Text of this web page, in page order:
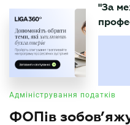
БУХГАЛТЕР
"За
Адміністрування податків
ФОПів